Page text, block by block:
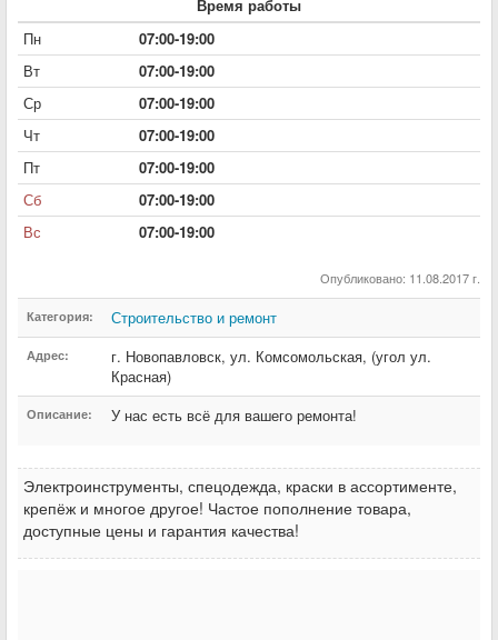
Время работы
Пн
07:00-19:00
Вт
07:00-19:00
Ср
07:00-19:00
Чт
07:00-19:00
Пт
07:00-19:00
Сб
07:00-19:00
Вс
07:00-19:00
Опубликовано: 11.08.2017 г.
Категория: Строительство и ремонт
Адрес: г. Новопавловск, ул. Комсомольская, (угол ул.
Красная)
Описание: У нас есть всё для вашего ремонта!
Электроинструменты, спецодежда, краски в ассортименте,
крепёж и многое другое! Частое пополнение товара,
доступные цены и гарантия качества!